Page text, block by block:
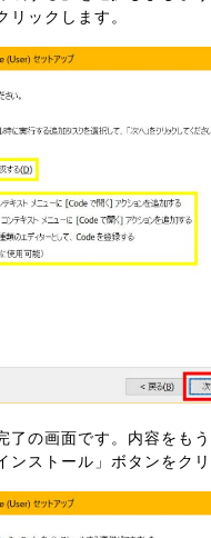
リックします。
了の画面です。内容をもう
ンストール」ボタンをクリ